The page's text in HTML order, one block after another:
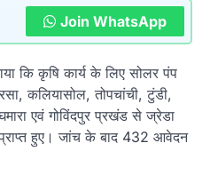
Join WhatsApp
कि कृषि कार्य के लिए सोलर पंप
कलियासोल, तोपचांची, टुंडी,
एवं गोविंदपुर प्रखंड से ज्रेडा
हुए। जांच के बाद 432 आवेदन